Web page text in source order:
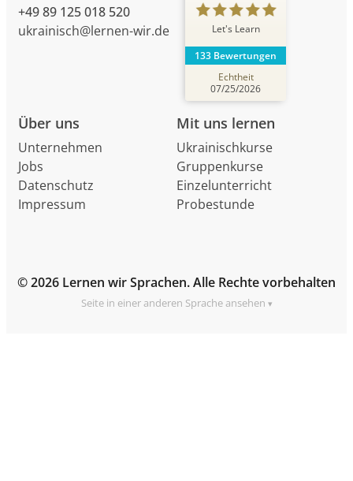
+49 89 125 018 520
ukrainisch@lernen-wir.de
Über uns
Unternehmen
Jobs
Datenschutz
Impressum
Mit uns lernen
Ukrainischkurse
Gruppenkurse
Einzelunterricht
Probestunde
Let's Learn
133 Bewertungen
Echtheit
07/25/2026
© 2026 Lernen wir Sprachen. Alle Rechte vorbehalten
Seite in einer anderen Sprache ansehen